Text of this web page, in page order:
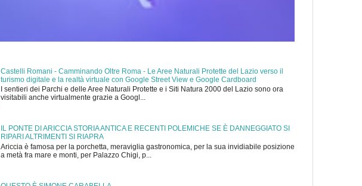
Castelli Romani - Camminando Oltre Roma - Le Aree Naturali Protette del Lazio verso il
turismo digitale e la realtà virtuale con Google Street View e Google Cardboard
I sentieri dei Parchi e delle Aree Naturali Protette e i Siti Natura 2000 del Lazio sono ora
visitabili anche virtualmente grazie a Googl...
IL PONTE DI ARICCIA STORIA ANTICA E RECENTI POLEMICHE SE È DANNEGGIATO SI
RIPARI ALTRIMENTI SI RIAPRA
Ariccia è famosa per la porchetta, meraviglia gastronomica, per la sua invidiabile posizione
a metà fra mare e monti, per Palazzo Chigi, p...